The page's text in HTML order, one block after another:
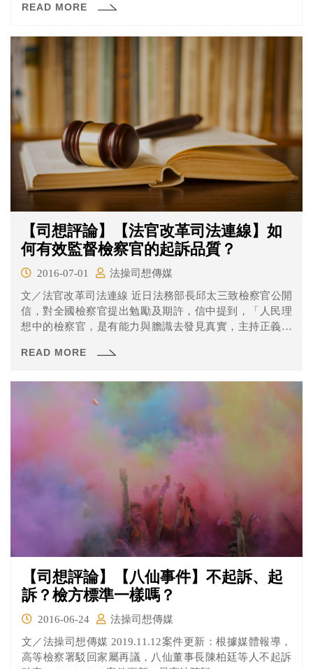
READ MORE
【司想評論】【法官改革司法連線】如
何有效監督檢察官的起訴品質？
2016-07-01
法操司想傳媒
文／法官改革司法連線 近日法務部長邱太三致檢察官公開
信，對全國檢察官提出勉勵及期許，信中提到，「人民理
想中的檢察官，是有能力與膽識去發見真實，主持正義，
READ MORE
【司想評論】【八仙事件】不起訴、起
訴？檢方標準一樣嗎？
2016-06-24
法操司想傳媒
文／法操司想傳媒 2019.11.12案件更新：根據媒體報導，
高等檢察署駁回家屬再議，八仙董事長陳柏廷等人不起訴